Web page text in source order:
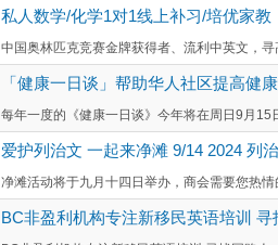
私人数学/化学1对1线上补习/培优家教
中国奥林匹克竞赛金牌获得者、流利中英文，
「健康一日谈」帮助华人社区提高健
每年一度的《健康一日谈》今年将在周日9月15
爱护列治文 一起来净滩 9/14 2024 列
净滩活动将于九月十四日举办，商会需要您热
BC非盈利机构专注新移民英语培训 寻